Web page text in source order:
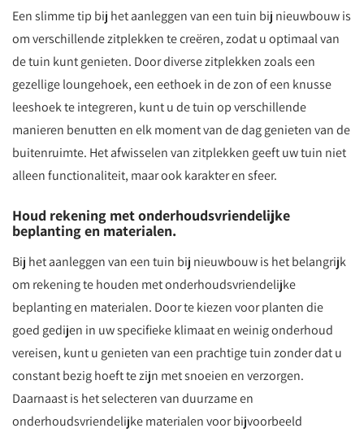
Een slimme tip bij het aanleggen van een tuin bij nieuwbouw is
om verschillende zitplekken te creëren, zodat u optimaal van
de tuin kunt genieten. Door diverse zitplekken zoals een
gezellige loungehoek, een eethoek in de zon of een knusse
leeshoek te integreren, kunt u de tuin op verschillende
manieren benutten en elk moment van de dag genieten van de
buitenruimte. Het afwisselen van zitplekken geeft uw tuin niet
alleen functionaliteit, maar ook karakter en sfeer.
Houd rekening met onderhoudsvriendelijke
beplanting en materialen.
Bij het aanleggen van een tuin bij nieuwbouw is het belangrijk
om rekening te houden met onderhoudsvriendelijke
beplanting en materialen. Door te kiezen voor planten die
goed gedijen in uw specifieke klimaat en weinig onderhoud
vereisen, kunt u genieten van een prachtige tuin zonder dat u
constant bezig hoeft te zijn met snoeien en verzorgen.
Daarnaast is het selecteren van duurzame en
onderhoudsvriendelijke materialen voor bijvoorbeeld